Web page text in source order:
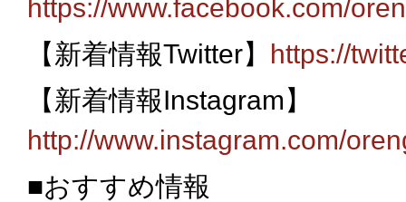
https://www.facebook.com/
【新着情報Twitter】 https://
【新着情報Instagram 】
http://www.instagram.com/
■おすすめ情報